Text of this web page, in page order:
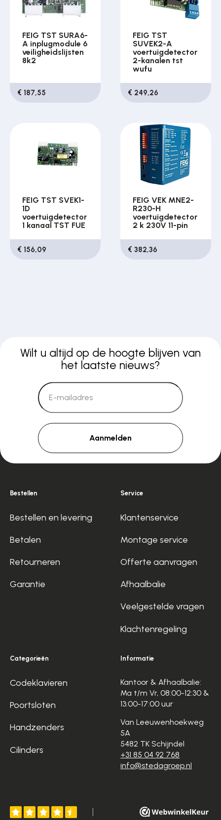
FEIG TST SURA6-
A inplugmodule 6
veiligheidslijsten
8k2
€ 187,55
FEIG TST
SUVEK2-A
voertuigdetector
2-kanalen tst
wufu
€ 249,26
FEIG TST SVEK1-
1D
voertuigdetector
1 kanaal TST FUE
€ 156,09
FEIG VEK MNE2-
R230-H
voertuigdetector
2 k 230V 11-pin
€ 382,36
Wilt u altijd op de hoogte blijven van
het laatste nieuws?
Aanmelden
Bestellen
Bestellen en levering
Betalen
Retourneren
Garantie
Service
Klantenservice
Montage service
Offerte aanvragen
Afhaalbalie
Veelgestelde vragen
Klachtenregeling
Categorieën
Codeklavieren
Poortsloten
Handzenders
Cilinders
Informatie
Kantoor & Afhaalbalie:
Ma t/m Vr, 08:00-12:30 &
13:00-17:00 uur
Van Leeuwenhoekweg
5A
5482 TK Schijndel
+31 85 04 92 768
info@stedagroep.nl